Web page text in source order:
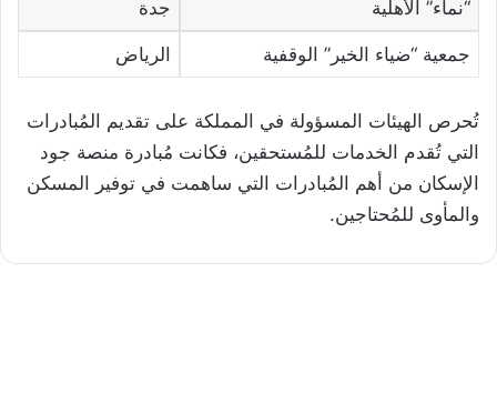
“نماء” الأهلية جدة
جمعية “ضياء الخير” الوقفية الرياض
تُحرص الهيئات المسؤولة في المملكة على تقديم المُبادرات
التي تُقدم الخدمات للمُستحقين، فكانت مُبادرة منصة جود
الإسكان من أهم المُبادرات التي ساهمت في توفير المسكن
والمأوى للمُحتاجين.